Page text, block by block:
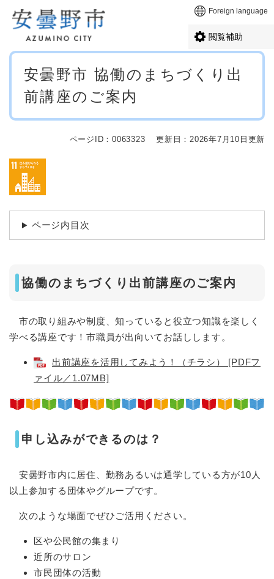
メニューを飛ばして本文へ Foreign language
閲覧補助
本
安曇野市 協働のまちづくり出
前講座のご案内
ページID：0063323 更新日：2026年7月10日更新
ページ内目次
協働のまちづくり出前講座のご案内
市の取り組みや制度、知っていると役立つ知識を楽しく
学べる講座です！市職員が出向いてお話しします。
出前講座を活用してみよう！（チラシ） [PDFフ
ァイル／1.07MB]
申し込みができるのは？
安曇野市内に居住、勤務あるいは通学している方が10人
以上参加する団体やグループです。
次のような場面でぜひご活用ください。
区や公民館の集まり
近所のサロン
市民団体の活動